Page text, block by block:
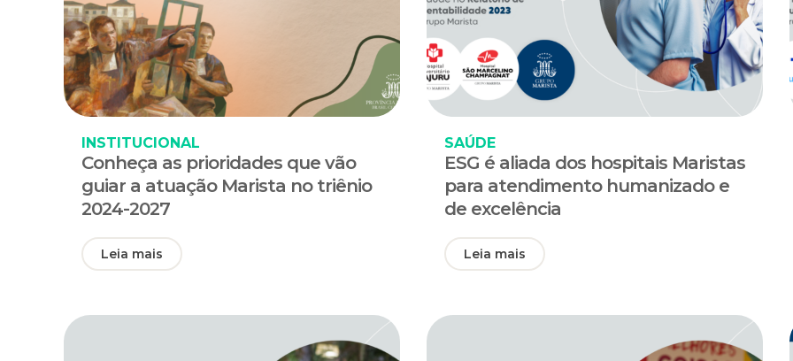
INSTITUCIONAL
Conheça as prioridades que vão
guiar a atuação Marista no triênio
2024-2027
Leia mais
SAÚDE
ESG é aliada dos hospitais Maristas
para atendimento humanizado e
de excelência
Leia mais